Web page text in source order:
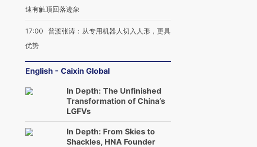
速有触顶回落迹象
17:00
普渡张涛：从专用机器人切入人形，更具
优势
English - Caixin Global
In Depth: The Unfinished
Transformation of China’s
LGFVs
In Depth: From Skies to
Shackles, HNA Founder